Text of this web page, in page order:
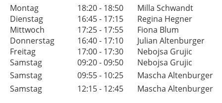
Montag
18:20 - 18:50 Milla Schwandt
Dienstag
16:45 - 17:15 Regina Hegner
Mittwoch
17:25 - 17:55 Fiona Blum
Donnerstag
16:40 - 17:10 Julian Altenburger
Freitag
17:00 - 17:30 Nebojsa Grujic
Samstag
09:20 - 09:50 Nebojsa Grujic
Samstag
09:55 - 10:25 Mascha Altenburger
Samstag
12:15 - 12:45 Mascha Altenburger